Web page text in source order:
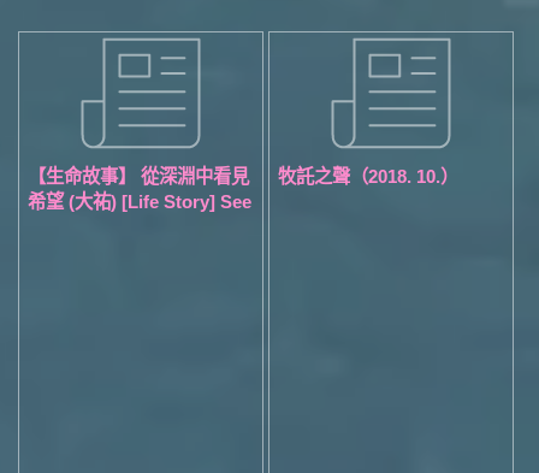
【⽣命故事】 從深淵中看⾒
希望 (⼤祐) [Life Story] See
牧託之聲（2018. 10.）